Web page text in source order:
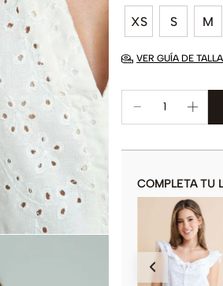
XS S M
VER GUÍA DE
COMPLETA TU
119